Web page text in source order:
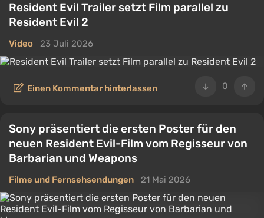
Resident Evil Trailer setzt Film parallel zu
Resident Evil 2
Video 23 Juli 2026
0
Einen Kommentar hinterlassen
Sony präsentiert die ersten Poster für den
neuen Resident Evil-Film vom Regisseur von
Barbarian und Weapons
Filme und Fernsehsendungen 21 Mai 2026